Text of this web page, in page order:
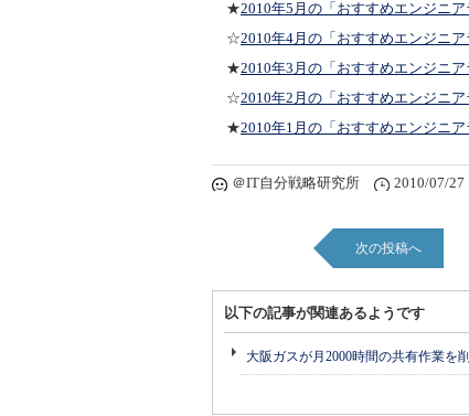
★2010年5月の「おすすめエンジニア
☆2010年4月の「おすすめエンジニア
★2010年3月の「おすすめエンジニア
☆2010年2月の「おすすめエンジニア
★2010年1月の「おすすめエンジニア
＠IT自分戦略研究所 2010/07/27
次の投稿へ
以下の記事が関連あるようです
大阪ガスが月2000時間の共有作業